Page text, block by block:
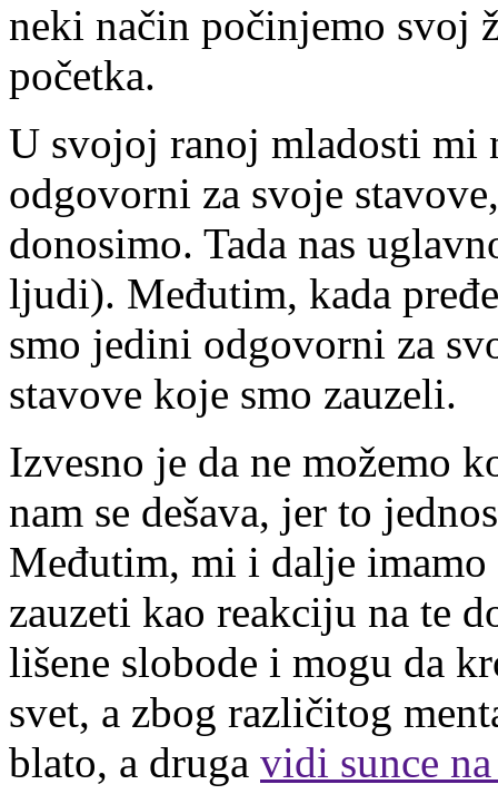
neki način počinjemo svoj
početka.
U svojoj ranoj mladosti mi
odgovorni za svoje
donosimo. Tada nas
ljudi). Međutim, kada
smo jedini odgovorni za
stavove koje smo zauzeli.
Izvesno je da ne možemo
nam se dešava, jer to
Međutim, mi i dalje imamo
zauzeti kao reakciju na te
lišene slobode i mogu da
svet, a zbog različitog
blato, a druga vidi sunce